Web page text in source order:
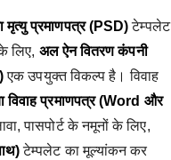
मृत्यु प्रमाणपत्र (PSD)टेम्पलेट
लिए, अल ऐन वितरण कंपनी
एक उपयुक्त विकल्प है। विवाह
विवाह प्रमाणपत्र (Word और
पासपोर्ट के नमूनों के लिए,
टेम्पलेट का मूल्यांकन कर